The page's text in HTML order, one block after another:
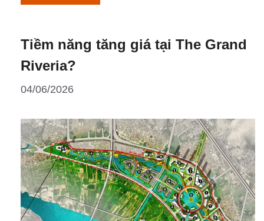
Ninh
có
nào?
Tiềm năng tăng giá tại The Grand
Riveria?
04/06/2026